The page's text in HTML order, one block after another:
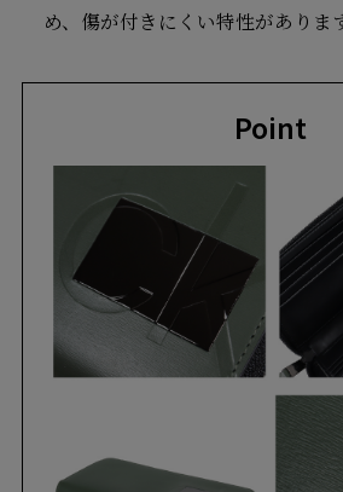
め、傷が付きにくい特性があります
Point